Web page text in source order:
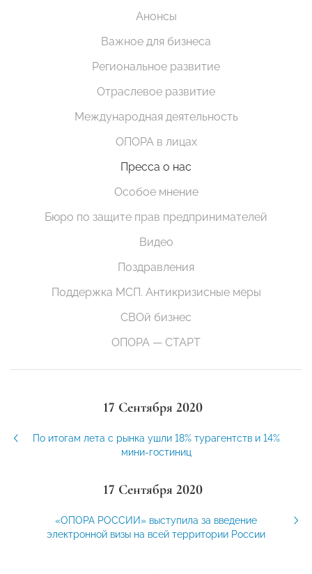
Анонсы
Важное для бизнеса
Региональное развитие
Отраслевое развитие
Международная деятельность
ОПОРА в лицах
Пресса о нас
Особое мнение
Бюро по защите прав предпринимателей
Видео
Поздравления
Поддержка МСП. Антикризисные меры
СВОй бизнес
ОПОРА — СТАРТ
17 Сентября 2020
По итогам лета с рынка ушли 18% турагентств и 14%
мини-гостиниц
17 Сентября 2020
«ОПОРА РОССИИ» выступила за введение
электронной визы на всей территории России